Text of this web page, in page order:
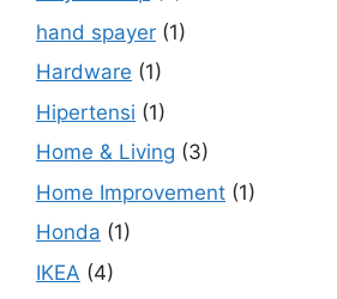
hand spayer (1)
Hardware (1)
Hipertensi (1)
Home & Living (3)
Home Improvement (1)
Honda (1)
IKEA (4)